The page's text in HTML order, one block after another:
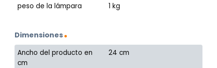
peso de la lámpara
1 kg
Dimensiones
Ancho del producto en
cm
24 cm